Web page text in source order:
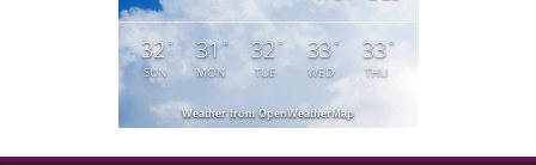
32°
SUN
31 °
MON
32°
TUE
33°
WED
33°
THU
Weather from OpenWeatherMap